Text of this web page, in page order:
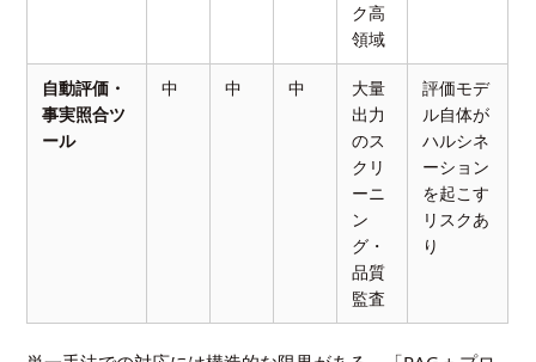
ク高
領域
自動評価・
事実照合ツ
ール
中 中 中
大量
出力
のス
クリ
ーニ
ン
グ・
品質
監査
評価モデ
ル自体が
ハルシネ
ーション
を起こす
リスクあ
り